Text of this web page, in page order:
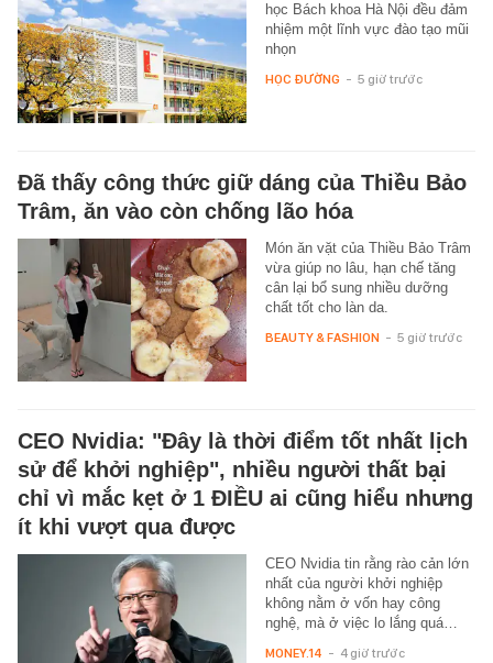
học Bách khoa Hà Nội đều đảm
nhiệm một lĩnh vực đào tạo mũi
nhọn
HỌC ĐƯỜNG - 5 giờ trước
Đã thấy công thức giữ dáng của Thiều Bảo
Trâm, ăn vào còn chống lão hóa
Món ăn vặt của Thiều Bảo Trâm
vừa giúp no lâu, hạn chế tăng
cân lại bổ sung nhiều dưỡng
chất tốt cho làn da.
BEAUTY & FASHION - 5 giờ trước
CEO Nvidia: "Đây là thời điểm tốt nhất lịch
sử để khởi nghiệp", nhiều người thất bại
chỉ vì mắc kẹt ở 1 ĐIỀU ai cũng hiểu nhưng
ít khi vượt qua được
CEO Nvidia tin rằng rào cản lớn
nhất của người khởi nghiệp
không nằm ở vốn hay công
nghệ, mà ở việc lo lắng quá…
MONEY.14 - 4 giờ trước